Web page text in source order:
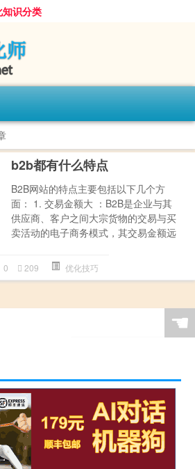
知识分类
b2b都有什么特点
B2B网站的特点主要包括以下几个方
面： 1. 交易金额大 ：B2B是企业与其
供应商、客户之间大宗货物的交易与买
卖活动的电子商务模式，其交易金额远
0 209 优化技巧
☚